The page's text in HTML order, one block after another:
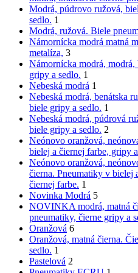
Modrá, púdrovo ružová,
sedlo. 1
Modrá, ružová. Biele
Námornícka modrá matná
metalíza, 3
Námornícka modrá,
gripy a sedlo. 1
Nebeská modrá 1
Nebeská modrá, benátska
biele gripy a sedlo. 1
Nebeská modrá, púdrová
biele gripy a sedlo. 2
Neónovo oranžová,
bielej a čiernej farbe, gripy
Neónovo oranžová,
čierna. Pneumatiky v bielej
čiernej farbe. 1
Novinka Modrá 5
NOVINKA modrá, matná
pneumatiky, čierne gripy a
Oranžová 6
Oranžová, matná čierna.
sedlo. 1
Pastelová 2